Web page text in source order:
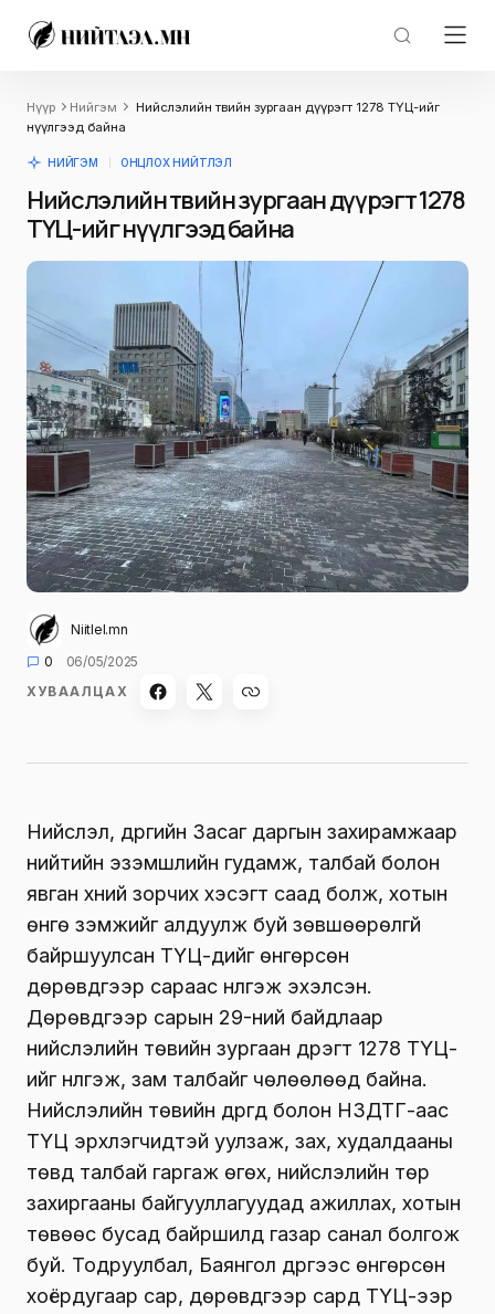
Нүүр Нийгэм
Нийслэлийн төвийн зургаан дүүрэгт 1278 ТҮЦ-ийг
нүүлгээд байна
НИЙГЭМ ОНЦЛОХ НИЙТЛЭЛ
Нийслэлийн төвийн зургаан дүүрэгт 1278
ТҮЦ-ийг нүүлгээд байна
Niitlel.mn
0
06/05/2025
ХУВААЛЦАХ
Нийслэл, дүүргийн Засаг даргын захирамжаар
нийтийн эзэмшлийн гудамж, талбай болон
явган хүний зорчих хэсэгт саад болж, хотын
өнгө үзэмжийг алдуулж буй зөвшөөрөлгүй
байршуулсан ТҮЦ-үүдийг өнгөрсөн
дөрөвдүгээр сараас нүүлгэж эхэлсэн.
Дөрөвдүгээр сарын 29-ний байдлаар
нийслэлийн төвийн зургаан дүүрэгт 1278 ТҮЦ-
ийг нүүлгэж, зам талбайг чөлөөлөөд байна.
Нийслэлийн төвийн дүүргүүд болон НЗДТГ-аас
ТҮЦ эрхлэгчидтэй уулзаж, зах, худалдааны
төвд талбай гаргаж өгөх, нийслэлийн төр
захиргааны байгууллагуудад ажиллах, хотын
төвөөс бусад байршилд газар санал болгож
буй. Тодруулбал, Баянгол дүүргээс өнгөрсөн
хоёрдугаар сар, дөрөвдүгээр сард ТҮЦ-ээр